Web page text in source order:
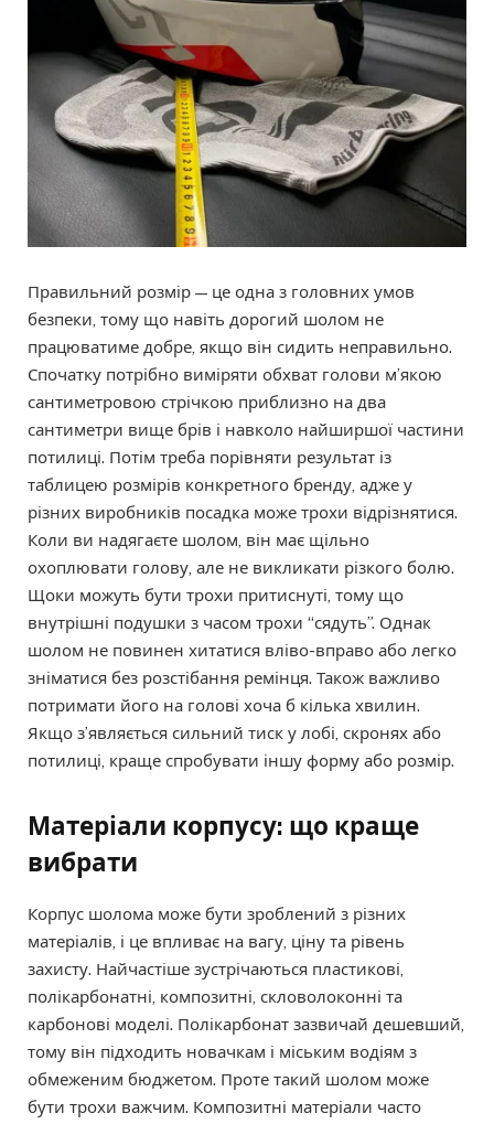
Правильний розмір — це одна з головних умов
безпеки, тому що навіть дорогий шолом не
працюватиме добре, якщо він сидить неправильно.
Спочатку потрібно виміряти обхват голови м’якою
сантиметровою стрічкою приблизно на два
сантиметри вище брів і навколо найширшої частини
потилиці. Потім треба порівняти результат із
таблицею розмірів конкретного бренду, адже у
різних виробників посадка може трохи відрізнятися.
Коли ви надягаєте шолом, він має щільно
охоплювати голову, але не викликати різкого болю.
Щоки можуть бути трохи притиснуті, тому що
внутрішні подушки з часом трохи “сядуть”. Однак
шолом не повинен хитатися вліво-вправо або легко
зніматися без розстібання ремінця. Також важливо
потримати його на голові хоча б кілька хвилин.
Якщо з’являється сильний тиск у лобі, скронях або
потилиці, краще спробувати іншу форму або розмір.
Матеріали корпусу: що краще
вибрати
Корпус шолома може бути зроблений з різних
матеріалів, і це впливає на вагу, ціну та рівень
захисту. Найчастіше зустрічаються пластикові,
полікарбонатні, композитні, скловолоконні та
карбонові моделі. Полікарбонат зазвичай дешевший,
тому він підходить новачкам і міським водіям з
обмеженим бюджетом. Проте такий шолом може
бути трохи важчим. Композитні матеріали часто